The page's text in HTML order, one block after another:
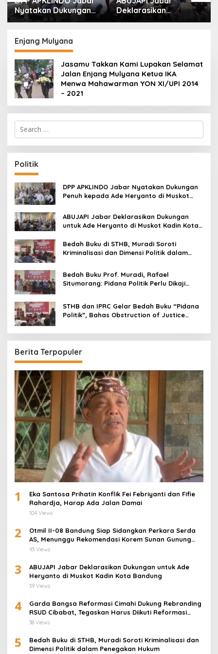
Nyatakan Dukungan
Penuh kepada Ade
Kadin Kota Bandung
Deklarasikan
Dukungan untuk Ade
Enjang Mulyana
Jasamu Takkan Kami Lupakan Selamat
Jalan Enjang Mulyana Ketua IKA
Menwa Mahawarman YON XI/UPI 2014
– 2021
S
r
c
h
f
o
r
:
Politik
DPP APKLINDO Jabar Nyatakan Dukungan
Penuh kepada Ade Heryanto di Muskot
ABUJAPI Jabar Deklarasikan Dukungan
untuk Ade Heryanto di Muskot Kadin Kota
Bedah Buku di STHB, Muradi Soroti
Kriminalisasi dan Dimensi Politik dalam
Bedah Buku Prof. Muradi, Rafael
Situmorang: Pidana Politik Perlu Dikaji
STHB dan IPRC Gelar Bedah Buku “Pidana
Politik”, Bahas Obstruction of Justice
Berita Terpopuler
1
Eka Santosa Prihatin Konflik Fei Febriyanti dan Fifie
Rahardja, Harap Ada Jalan Damai
104 Views
2
Otmil II-08 Bandung Siap Sidangkan Perkara Serda
AS, Menunggu Rekomendasi Korem Sunan Gunung
Jati Cirebon
93 Views
3
ABUJAPI Jabar Deklarasikan Dukungan untuk Ade
Heryanto di Muskot Kadin Kota Bandung
39 Views
4
Garda Bangsa Reformasi Cimahi Dukung Rebranding
RSUD Cibabat, Tegaskan Harus Diikuti Reformasi
Pelayanan
38 Views
5
Bedah Buku di STHB, Muradi Soroti Kriminalisasi dan
Dimensi Politik dalam Penegakan Hukum